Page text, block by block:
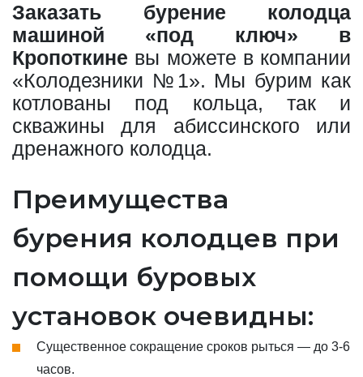
Заказать бурение колодца
машиной «под ключ» в
Кропоткине вы можете в компании
«Колодезники №1». Мы бурим как
котлованы под кольца, так и
скважины для абиссинского или
дренажного колодца.
Преимущества
бурения колодцев при
помощи буровых
установок очевидны:
Существенное сокращение сроков рыться — до 3-6
часов.